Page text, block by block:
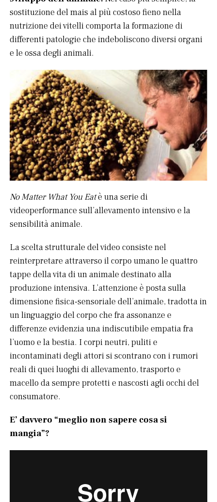
sostituzione del mais al più costoso fieno nella
nutrizione dei vitelli comporta la formazione di
differenti patologie che indeboliscono diversi organi
e le ossa degli animali.
No Matter What You Eatè una serie di
videoperformance sull’allevamento intensivo e la
sensibilità animale.
La scelta strutturale del video consiste nel
reinterpretare attraverso il corpo umano le quattro
tappe della vita di un animale destinato alla
produzione intensiva. L’attenzione è posta sulla
dimensione fisica-sensoriale dell’animale, tradotta in
un linguaggio del corpo che fra assonanze e
differenze evidenzia una indiscutibile empatia fra
l’uomo e la bestia. I corpi neutri, puliti e
incontaminati degli attori si scontrano con i rumori
reali di quei luoghi di allevamento, trasporto e
macello da sempre protetti e nascosti agli occhi del
consumatore.
E’ davvero “meglio non sapere cosa si
mangia”?